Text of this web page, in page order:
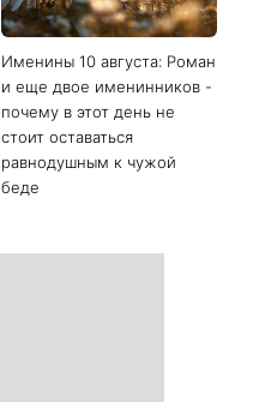
Именины 10 августа: Роман
и еще двое именинников -
почему в этот день не
стоит оставаться
равнодушным к чужой
беде